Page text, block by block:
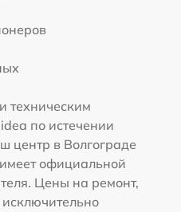
техническим
по истечении
центр в Волгограде
официальной
Цены на ремонт,